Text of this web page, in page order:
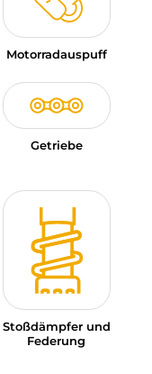
Motorradauspuff
Getriebe
Stoßdämpfer und
Federung